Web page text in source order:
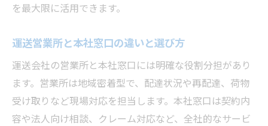
を最大限に活用できます。
運送営業所と本社窓口の違いと選び方
運送会社の営業所と本社窓口には明確な役割分担があり
ます。営業所は地域密着型で、配達状況や再配達、荷物
受け取りなど現場対応を担当します。本社窓口は契約内
容や法人向け相談、クレーム対応など、全社的なサービ